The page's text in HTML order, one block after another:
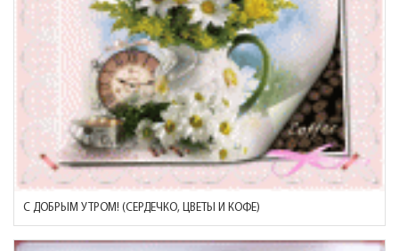
С ДОБРЫМ УТРОМ! (СЕРДЕЧКО, ЦВЕТЫ И КОФЕ)